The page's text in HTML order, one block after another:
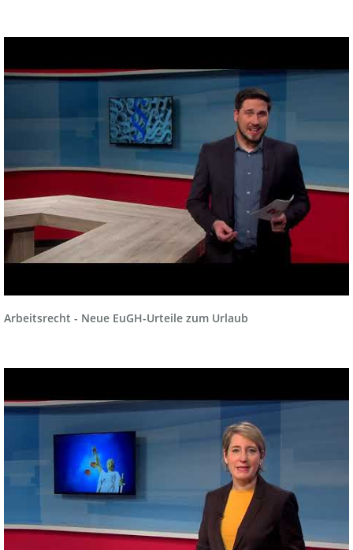
Arbeitsrecht - Neue EuGH-Urteile zum Urlaub